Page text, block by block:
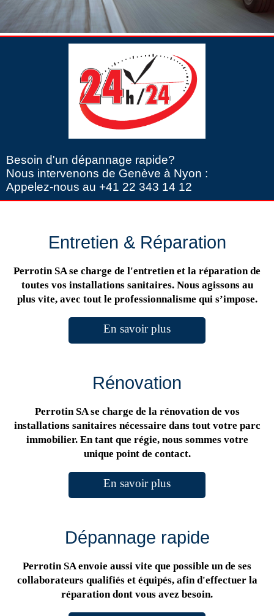
Besoin d'un dépannage rapide?
Nous intervenons de Genève à Nyon :
Appelez-nous au +41 22 343 14 12
Entretien & Réparation
Perrotin SA se charge de l'entretien et la réparation de
toutes vos installations sanitaires. Nous agissons au
plus vite, avec tout le professionnalisme qui s’impose.
En savoir plus
Rénovation
Perrotin SA se charge de la rénovation de vos
installations sanitaires nécessaire dans tout votre parc
immobilier. En tant que régie, nous sommes votre
unique point de contact.
En savoir plus
Dépannage rapide
Perrotin SA envoie aussi vite que possible un de ses
collaborateurs qualifiés et équipés, afin d'effectuer la
réparation dont vous avez besoin.